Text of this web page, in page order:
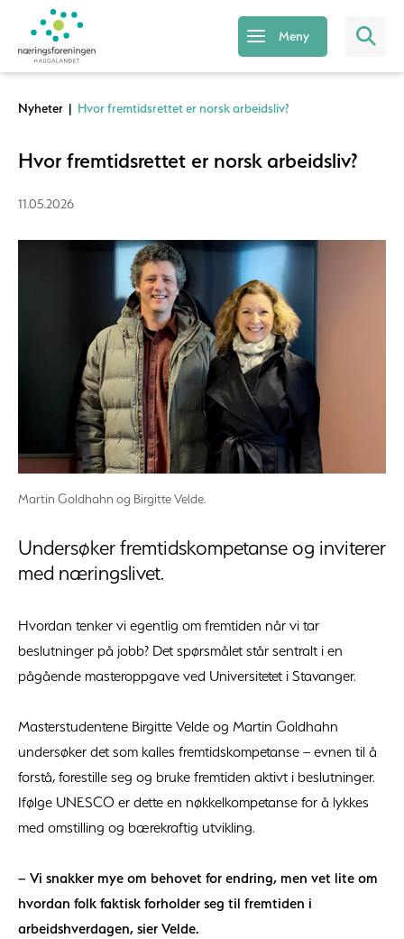
Meny
Nyheter | Hvor fremtidsrettet er norsk arbeidsliv?
Hvor fremtidsrettet er norsk arbeidsliv?
11.05.2026
Martin Goldhahn og Birgitte Velde.
Undersøker fremtidskompetanse og inviterer
med næringslivet.
Hvordan tenker vi egentlig om fremtiden når vi tar
beslutninger på jobb? Det spørsmålet står sentralt i en
pågående masteroppgave ved Universitetet i Stavanger.
Masterstudentene Birgitte Velde og Martin Goldhahn
undersøker det som kalles fremtidskompetanse – evnen til å
forstå, forestille seg og bruke fremtiden aktivt i beslutninger.
Ifølge UNESCO er dette en nøkkelkompetanse for å lykkes
med omstilling og bærekraftig utvikling.
– Vi snakker mye om behovet for endring, men vet lite om
hvordan folk faktisk forholder seg til fremtiden i
arbeidshverdagen, sier Velde.